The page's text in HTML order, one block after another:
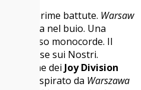
dalle prime battute. Warsaw
sospesa nel buio. Una
un basso monocorde. Il
cose sui Nostri.
nome dei Joy Division
volta ispirato da Warszawa